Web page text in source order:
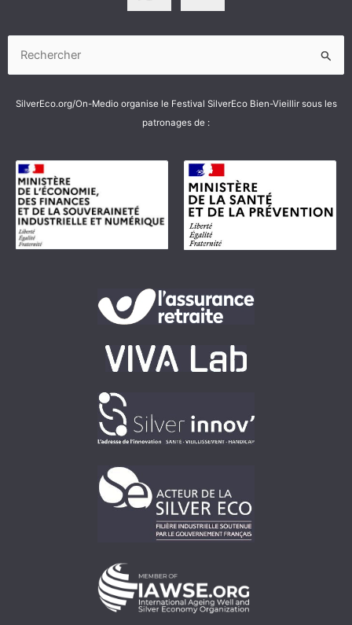
SilverEco.org/On-Medio organise le Festival SilverEco Bien-Vieillir sous les
patronages de :